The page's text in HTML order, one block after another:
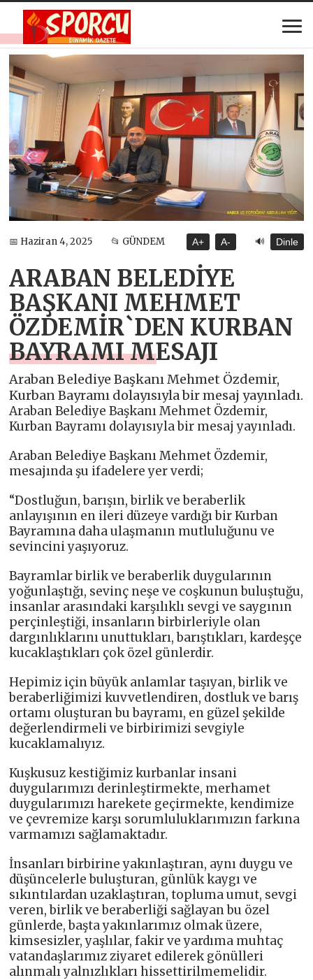
📅 Haziran 4, 2025 📂 GÜNDEM A+ A- 🔊 Dinle
ARABAN BELEDİYE
BAŞKANI MEHMET
ÖZDEMİR`DEN KURBAN
BAYRAMI MESAJI
Araban Belediye Başkanı Mehmet Özdemir,
Kurban Bayramı dolayısıyla bir mesaj yayınladı.
Araban Belediye Başkanı Mehmet Özdemir,
Kurban Bayramı dolayısıyla bir mesaj yayınladı.
Araban Belediye Başkanı Mehmet Özdemir,
mesajında şu ifadelere yer verdi;
“Dostluğun, barışın, birlik ve beraberlik
anlayışının en ileri düzeye vardığı bir Kurban
Bayramına daha ulaşmanın mutluluğunu ve
sevincini yaşıyoruz.
Bayramlar birlik ve beraberlik duygularının
yoğunlaştığı, sevinç neşe ve coşkunun buluştuğu,
insanlar arasındaki karşılıklı sevgi ve saygının
perçinleştiği, insanların birbirleriyle olan
dargınlıklarını unuttukları, barıştıkları, kardeşçe
kucaklaştıkları çok özel günlerdir.
Hepimiz için büyük anlamlar taşıyan, birlik ve
beraberliğimizi kuvvetlendiren, dostluk ve barış
ortamı oluşturan bu bayramı, en güzel şekilde
değerlendirmeli ve birbirimizi sevgiyle
kucaklamalıyız.
Kuşkusuz kestiğimiz kurbanlar insani
duygularımızı derinleştirmekte, merhamet
duygularımızı harekete geçirmekte, kendimize
ve çevremize karşı sorumluluklarımızın farkına
varmamızı sağlamaktadır.
İnsanları birbirine yakınlaştıran, aynı duygu ve
düşüncelerle buluşturan, günlük kaygı ve
sıkıntılardan uzaklaştıran, topluma umut, sevgi
veren, birlik ve beraberliği sağlayan bu özel
günlerde, başta yakınlarımız olmak üzere,
kimsesizler, yaşlılar, fakir ve yardıma muhtaç
vatandaşlarımız ziyaret edilerek gönülleri
alınmalı yalnızlıkları hissettirilmemelidir.